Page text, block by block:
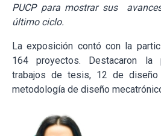
PUCP para mostrar sus
último ciclo.
La exposición contó con la
164 proyectos. Destacaron la
trabajos de tesis, 12 de
metodología de diseño